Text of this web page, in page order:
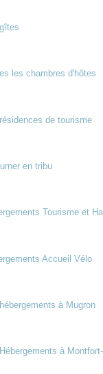
gîtes
les chambres d'hôtes
de tourisme
en tribu
Tourisme et
Accueil Vélo
à Mugron
à